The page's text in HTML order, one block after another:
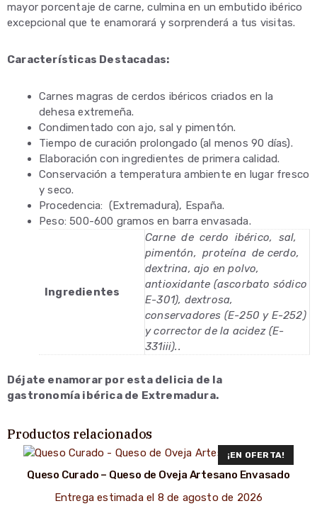
mayor porcentaje de carne, culmina en un embutido ibérico
excepcional que te enamorará y sorprenderá a tus visitas.
Características Destacadas:
Carnes magras de cerdos ibéricos criados en la
dehesa extremeña.
Condimentado con ajo, sal y pimentón.
Tiempo de curación prolongado (al menos 90 días).
Elaboración con ingredientes de primera calidad.
Conservación a temperatura ambiente en lugar fresco
y seco.
Procedencia: (Extremadura), España.
Peso: 500-600 gramos en barra envasada.
Ingredientes
Carne de cerdo ibérico, sal,
pimentón, proteína de cerdo,
dextrina, ajo en polvo,
antioxidante (ascorbato sódico
E-301), dextrosa,
conservadores (E-250 y E-252)
y corrector de la acidez (E-
331iii)..
Déjate enamorar por esta delicia de la
gastronomía ibérica de Extremadura.
Productos relacionados
¡EN OFERTA!
Queso Curado – Queso de Oveja Artesano Envasado
Entrega estimada el 8 de agosto de 2026